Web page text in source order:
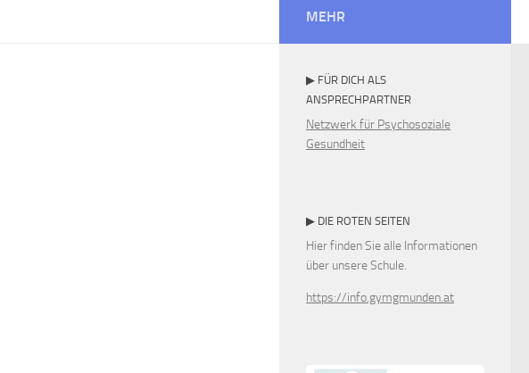
MEHR
▶ FÜR DICH ALS
ANSPRECHPARTNER
Netzwerk für Psychosoziale
Gesundheit
▶ DIE ROTEN SEITEN
Hier finden Sie alle Informationen
über unsere Schule.
https://info.gymgmunden.at